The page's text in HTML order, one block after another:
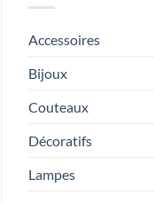
Accessoires
Bijoux
Couteaux
Décoratifs
Lampes